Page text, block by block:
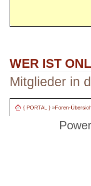
WER IST
Mitglieder in
{ PORTAL } »Foren-